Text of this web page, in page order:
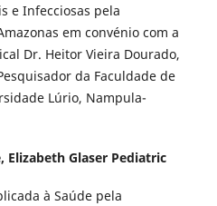
e Infecciosas pela
em convénio com a
Dr. Heitor Vieira Dourado,
da Faculdade de
Lúrio, Nampula-
Elizabeth Glaser Pediatric
à Saúde pela